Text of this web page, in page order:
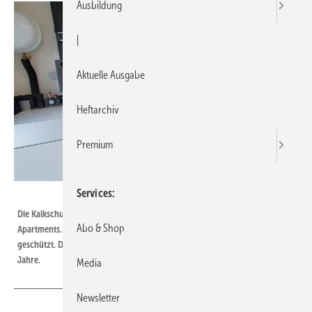
Die Kalkschutzanlage Biocat KS 6500 in einem Mehrfamilienhaus mit elf
Apartments. Bis zu 2640 l/d werden zuverlässig vor Kalksteinbildung
geschützt. Der Wechsel des Katalysator-Granulats erfolgt nur alle fünf
Jahre.
Ausbildung
Aktuelle Ausgabe
Heftarchiv
Premium
Services
Abo & Shop
Media
Newsletter